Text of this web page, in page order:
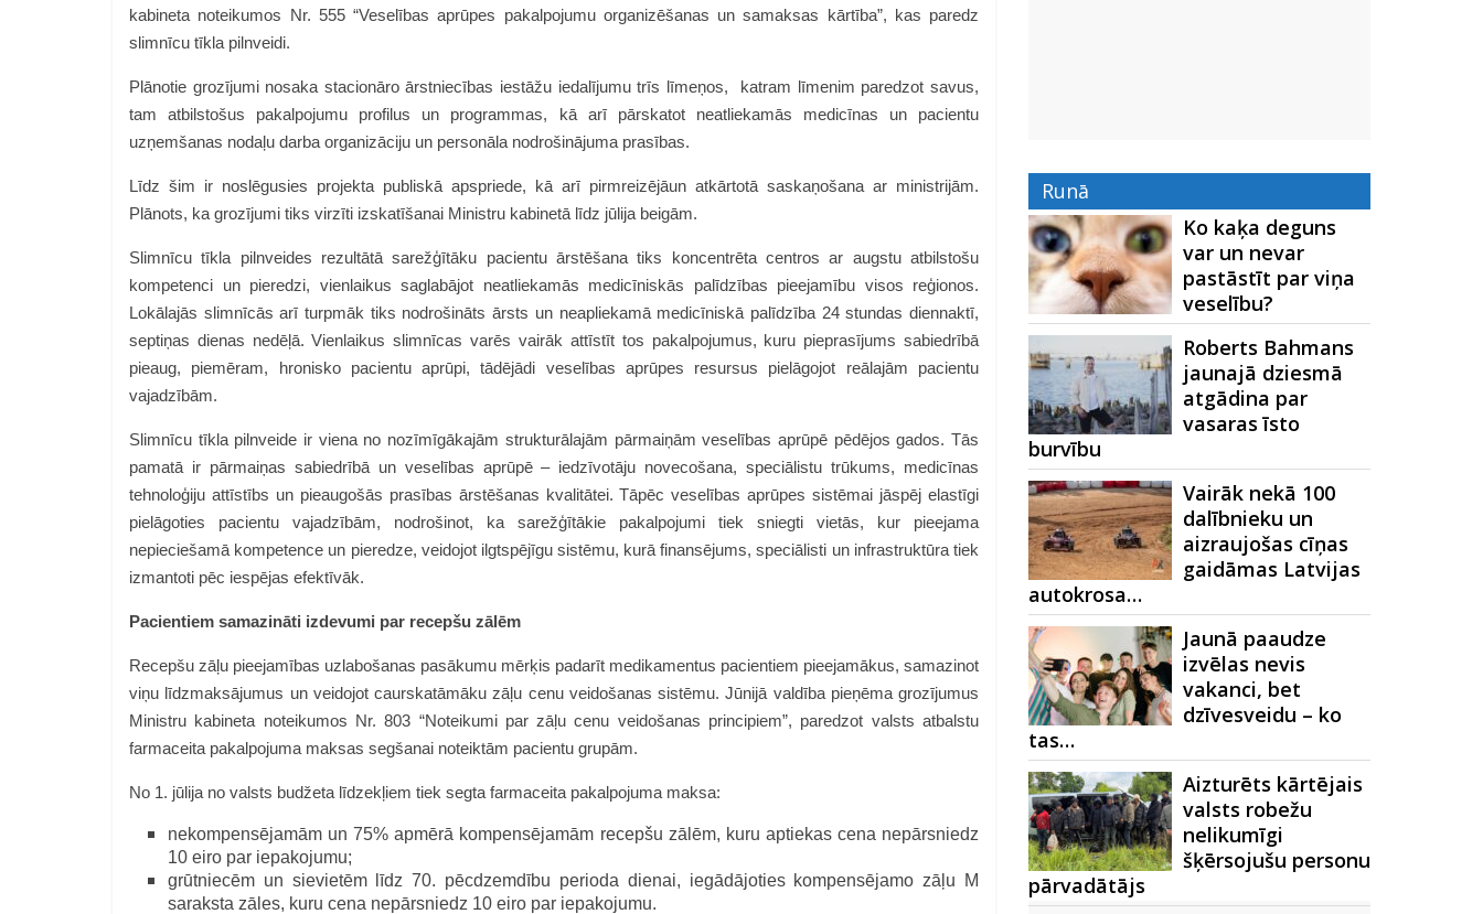
kabineta noteikumos Nr. 555 “Veselības aprūpes pakalpojumu organizēšanas un samaksas kārtība”, kas paredz
slimnīcu tīkla pilnveidi.
Plānotie grozījumi nosaka stacionāro ārstniecības iestāžu iedalījumu trīs līmeņos, katram līmenim paredzot savus,
tam atbilstošus pakalpojumu profilus un programmas, kā arī pārskatot neatliekamās medicīnas un pacientu
uzņemšanas nodaļu darba organizāciju un personāla nodrošinājuma prasības.
Līdz šim ir noslēgusies projekta publiskā apspriede, kā arī pirmreizējāun atkārtotā saskaņošana ar ministrijām.
Plānots, ka grozījumi tiks virzīti izskatīšanai Ministru kabinetā līdz jūlija beigām.
Slimnīcu tīkla pilnveides rezultātā sarežģītāku pacientu ārstēšana tiks koncentrēta centros ar augstu atbilstošu
kompetenci un pieredzi, vienlaikus saglabājot neatliekamās medicīniskās palīdzības pieejamību visos reģionos.
Lokālajās slimnīcās arī turpmāk tiks nodrošināts ārsts un neapliekamā medicīniskā palīdzība 24 stundas diennaktī,
septiņas dienas nedēļā. Vienlaikus slimnīcas varēs vairāk attīstīt tos pakalpojumus, kuru pieprasījums sabiedrībā
pieaug, piemēram, hronisko pacientu aprūpi, tādējādi veselības aprūpes resursus pielāgojot reālajām pacientu
vajadzībām.
Slimnīcu tīkla pilnveide ir viena no nozīmīgākajām strukturālajām pārmaiņām veselības aprūpē pēdējos gados. Tās
pamatā ir pārmaiņas sabiedrībā un veselības aprūpē – iedzīvotāju novecošana, speciālistu trūkums, medicīnas
tehnoloģiju attīstībs un pieaugošās prasības ārstēšanas kvalitātei. Tāpēc veselības aprūpes sistēmai jāspēj elastīgi
pielāgoties pacientu vajadzībām, nodrošinot, ka sarežģītākie pakalpojumi tiek sniegti vietās, kur pieejama
nepieciešamā kompetence un pieredze, veidojot ilgtspējīgu sistēmu, kurā finansējums, speciālisti un infrastruktūra tiek
izmantoti pēc iespējas efektīvāk.
Pacientiem samazināti izdevumi par recepšu zālēm
Recepšu zāļu pieejamības uzlabošanas pasākumu mērķis padarīt medikamentus pacientiem pieejamākus, samazinot
viņu līdzmaksājumus un veidojot caurskatāmāku zāļu cenu veidošanas sistēmu. Jūnijā valdība pieņēma grozījumus
Ministru kabineta noteikumos Nr. 803 “Noteikumi par zāļu cenu veidošanas principiem”, paredzot valsts atbalstu
farmaceita pakalpojuma maksas segšanai noteiktām pacientu grupām.
No 1. jūlija no valsts budžeta līdzekļiem tiek segta farmaceita pakalpojuma maksa:
nekompensējamām un 75% apmērā kompensējamām recepšu zālēm, kuru aptiekas cena nepārsniedz
10 eiro par iepakojumu;
grūtniecēm un sievietēm līdz 70. pēcdzemdību perioda dienai, iegādājoties kompensējamo zāļu M
saraksta zāles, kuru cena nepārsniedz 10 eiro par iepakojumu.
Runā
Ko kaķa deguns
var un nevar
pastāstīt par viņa
veselību?
Roberts Bahmans
jaunajā dziesmā
atgādina par
vasaras īsto
burvību
Vairāk nekā 100
dalībnieku un
aizraujošas cīņas
gaidāmas Latvijas
autokrosa…
Jaunā paaudze
izvēlas nevis
vakanci, bet
dzīvesveidu – ko
tas…
Aizturēts kārtējais
valsts robežu
nelikumīgi
šķērsojušu personu
pārvadātājs